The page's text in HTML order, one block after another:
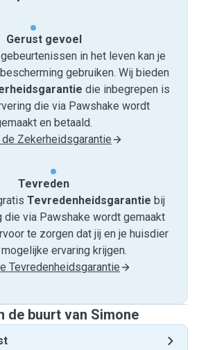
Gerust gevoel
in het leven kan je
gebruiken. Wij bieden
die inbegrepen is
die via Pawshake wordt
en betaald.
Zekerheidsgarantie
Tevreden
Tevredenheids­garantie bij
die via Pawshake wordt gemaakt
te zorgen dat jij en je huisdier
ervaring krijgen.
Tevredenheidsgarantie
de buurt van Simone